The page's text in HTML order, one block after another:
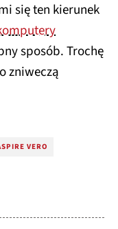
się ten kierunek
sposób. Trochę
zniweczą
VERO